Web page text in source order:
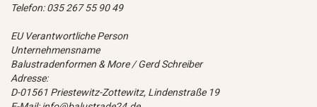
Telefon: 035 267 55 90 49
EU Verantwortliche Person
Unternehmensname
Balustradenformen & More / Gerd Schreiber
Adresse:
D-01561 Priestewitz-Zottewitz, Lindenstraße 19